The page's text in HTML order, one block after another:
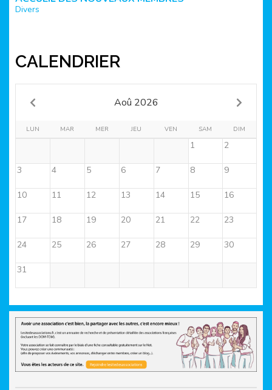
Divers
CALENDRIER
Aoû 2026
LUN MAR MER JEU VEN SAM DIM
1 2
3 4 5 6 7 8 9
10 11 12 13 14 15 16
17 18 19 20 21 22 23
24 25 26 27 28 29 30
31